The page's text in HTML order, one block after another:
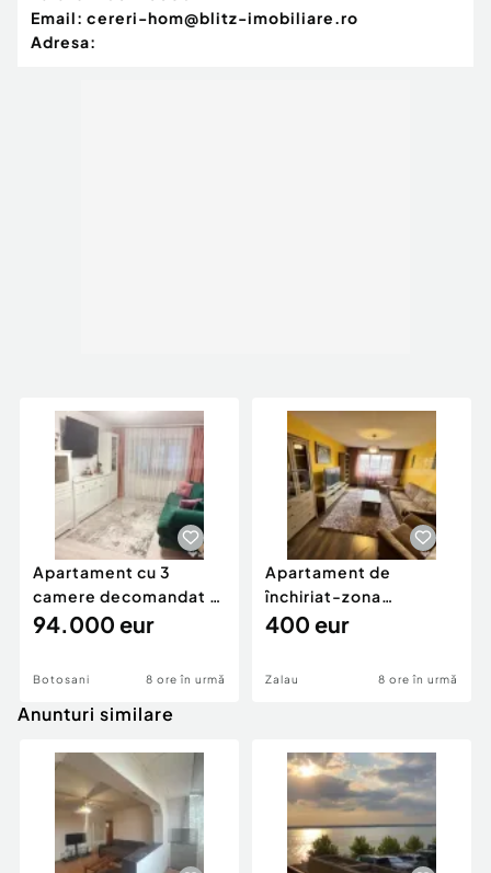
Email: cereri-hom@blitz-imobiliare.ro
Adresa:
Apartament cu 3
camere decomandat -
renovat - Bucovina -
94.000 eur
Botosani 8 ore în urmă
Apartament de
închiriat-zona
ultracentrală
400 eur
Zalau 8 ore în urmă
Anunturi similare